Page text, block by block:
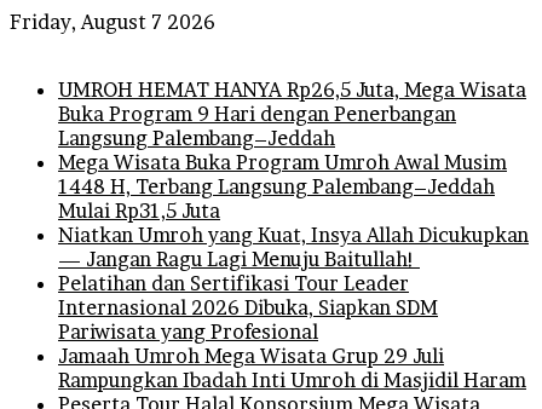
Friday, August 7 2026
UMROH HEMAT HANYA Rp26,5 Juta, Mega Wisata
Buka Program 9 Hari dengan Penerbangan
Langsung Palembang–Jeddah
Mega Wisata Buka Program Umroh Awal Musim
1448 H, Terbang Langsung Palembang–Jeddah
Mulai Rp31,5 Juta
Niatkan Umroh yang Kuat, Insya Allah Dicukupkan
— Jangan Ragu Lagi Menuju Baitullah!
Pelatihan dan Sertifikasi Tour Leader
Internasional 2026 Dibuka, Siapkan SDM
Pariwisata yang Profesional
Jamaah Umroh Mega Wisata Grup 29 Juli
Rampungkan Ibadah Inti Umroh di Masjidil Haram
Peserta Tour Halal Konsorsium Mega Wisata